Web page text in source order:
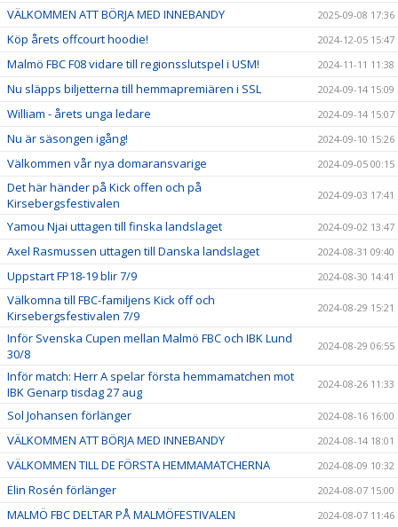
VÄLKOMMEN ATT BÖRJA MED INNEBANDY 2025-09-08 17:36
Köp årets offcourt hoodie! 2024-12-05 15:47
Malmö FBC F08 vidare till regionsslutspel i USM! 2024-11-11 11:38
Nu släpps biljetterna till hemmapremiären i SSL 2024-09-14 15:09
William - årets unga ledare 2024-09-14 15:07
Nu är säsongen igång! 2024-09-10 15:26
Välkommen vår nya domaransvarige 2024-09-05 00:15
Det här händer på Kick offen och på
Kirsebergsfestivalen
2024-09-03 17:41
Yamou Njai uttagen till finska landslaget 2024-09-02 13:47
Axel Rasmussen uttagen till Danska landslaget 2024-08-31 09:40
Uppstart FP18-19 blir 7/9 2024-08-30 14:41
Välkomna till FBC-familjens Kick off och
Kirsebergsfestivalen 7/9
2024-08-29 15:21
Inför Svenska Cupen mellan Malmö FBC och IBK Lund
30/8
2024-08-29 06:55
Inför match: Herr A spelar första hemmamatchen mot
IBK Genarp tisdag 27 aug
2024-08-26 11:33
Sol Johansen förlänger 2024-08-16 16:00
VÄLKOMMEN ATT BÖRJA MED INNEBANDY 2024-08-14 18:01
VÄLKOMMEN TILL DE FÖRSTA HEMMAMATCHERNA 2024-08-09 10:32
Elin Rosén förlänger 2024-08-07 15:00
MALMÖ FBC DELTAR PÅ MALMÖFESTIVALEN 2024-08-07 11:46